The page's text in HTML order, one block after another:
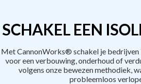
SCHAKEL EEN
Met CannonWorks® schakel je bedrijven
voor een verbouwing, onderhoud of
volgens onze bewezen methodiek,
probleemloos